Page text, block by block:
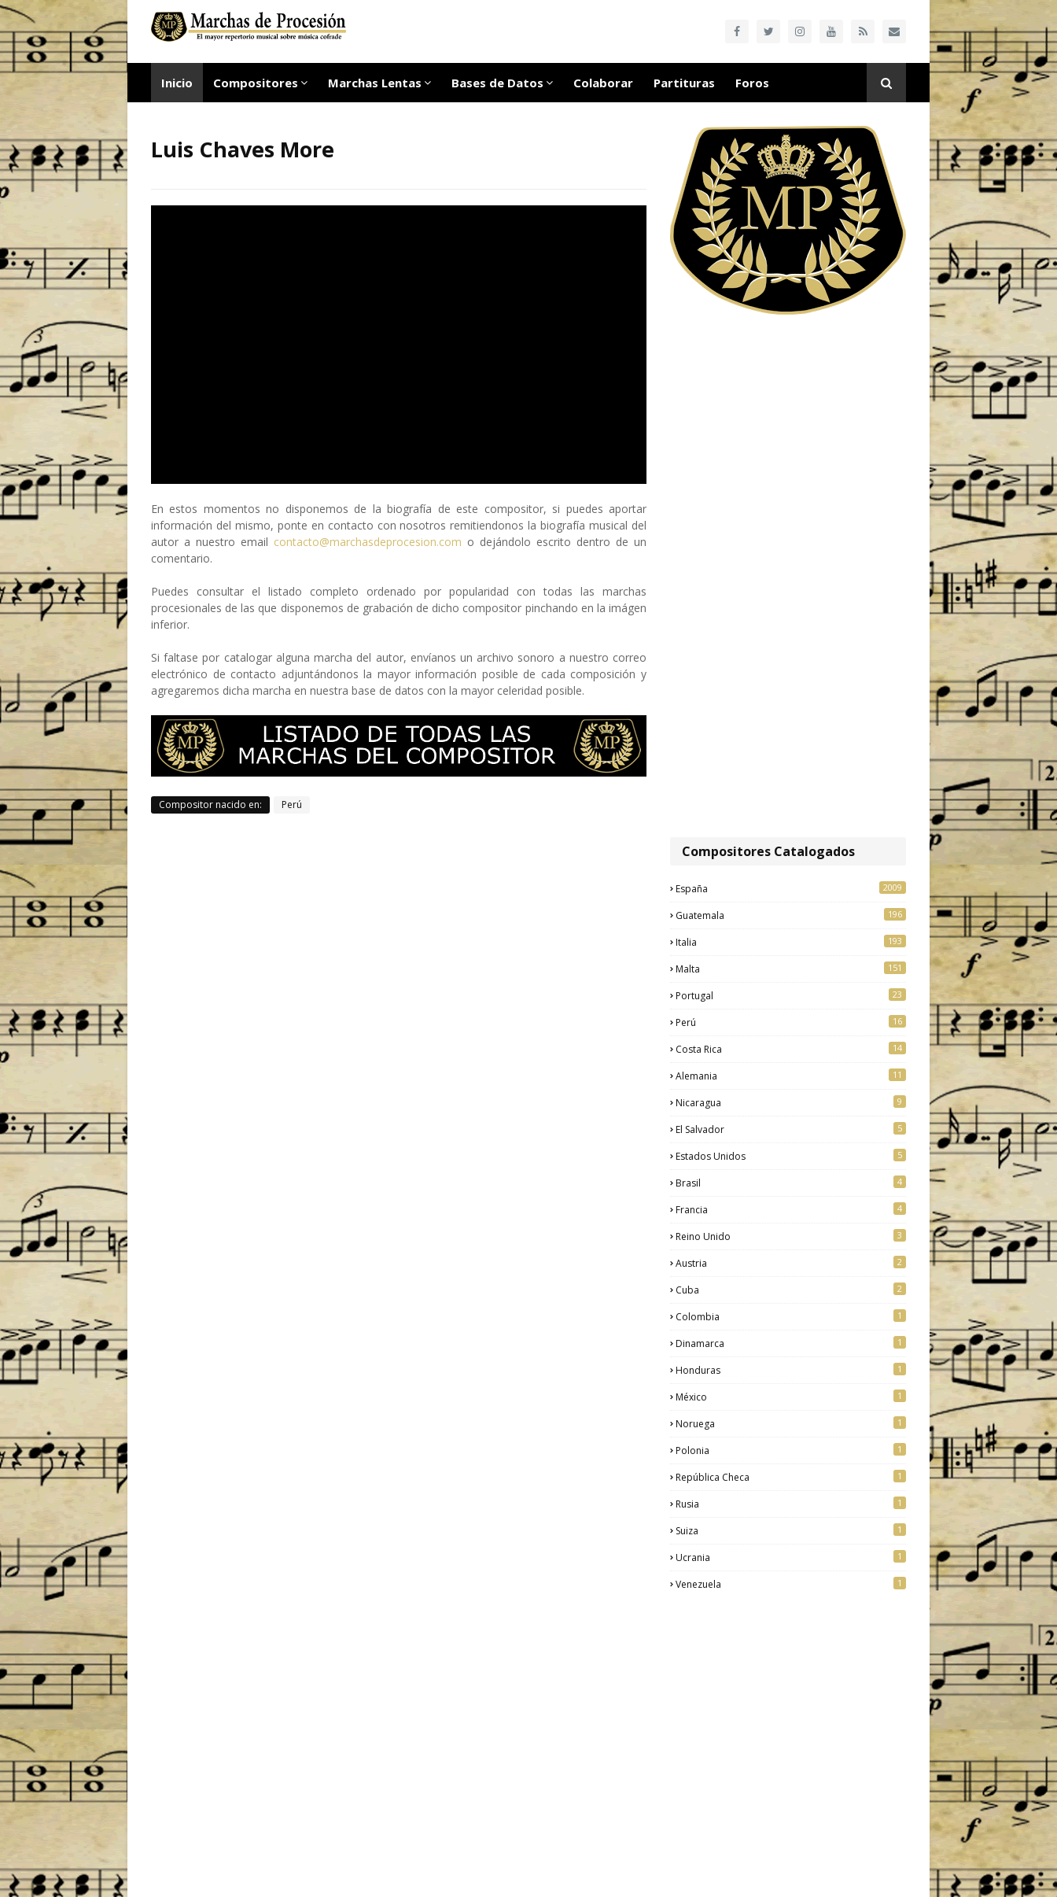
Inicio Compositores Marchas Lentas Bases de Datos Colaborar Partituras Foros
Luis Chaves More
En estos momentos no disponemos de la biografía de este compositor, si puedes aportar
información del mismo, ponte en contacto con nosotros remitiendonos la biografía musical del
autor a nuestro email contacto@marchasdeprocesion.com o dejándolo escrito dentro de un
comentario.
Puedes consultar el listado completo ordenado por popularidad con todas las marchas
procesionales de las que disponemos de grabación de dicho compositor pinchando en la imágen
inferior.
Si faltase por catalogar alguna marcha del autor, envíanos un archivo sonoro a nuestro correo
electrónico de contacto adjuntándonos la mayor información posible de cada composición y
agregaremos dicha marcha en nuestra base de datos con la mayor celeridad posible.
Compositor nacido en: Perú
Compositores Catalogados
España 2009
Guatemala 196
Italia 193
Malta 151
Portugal 23
Perú 16
Costa Rica 14
Alemania 11
Nicaragua 9
El Salvador 5
Estados Unidos 5
Brasil 4
Francia 4
Reino Unido 3
Austria 2
Cuba 2
Colombia 1
Dinamarca 1
Honduras 1
México 1
Noruega 1
Polonia 1
República Checa 1
Rusia 1
Suiza 1
Ucrania 1
Venezuela 1